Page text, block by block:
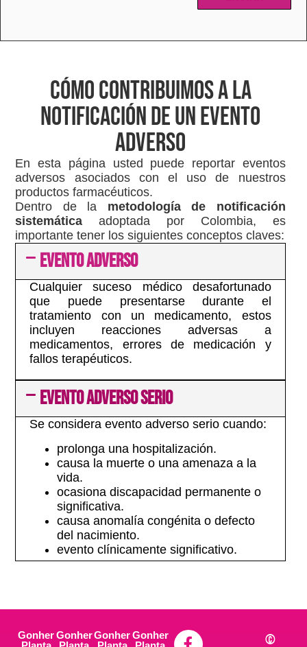
Cómo Contribuimos a la
notificación de un evento
adverso
En esta página usted puede reportar eventos
adversos asociados con el uso de nuestros
productos farmacéuticos.
Dentro de la metodología de notificación
sistemática adoptada por Colombia, es
importante tener los siguientes conceptos claves:
EVENTO ADVERSO
Cualquier suceso médico desafortunado
que puede presentarse durante el
tratamiento con un medicamento, estos
incluyen reacciones adversas a
medicamentos, errores de medicación y
fallos terapéuticos.
EVENTO ADVERSO SERIO
Se considera evento adverso serio cuando:
prolonga una hospitalización.
causa la muerte o una amenaza a la
vida.
ocasiona discapacidad permanente o
significativa.
causa anomalía congénita o defecto
del nacimiento.
evento clínicamente significativo.
GonherGonherGonherGonher
©